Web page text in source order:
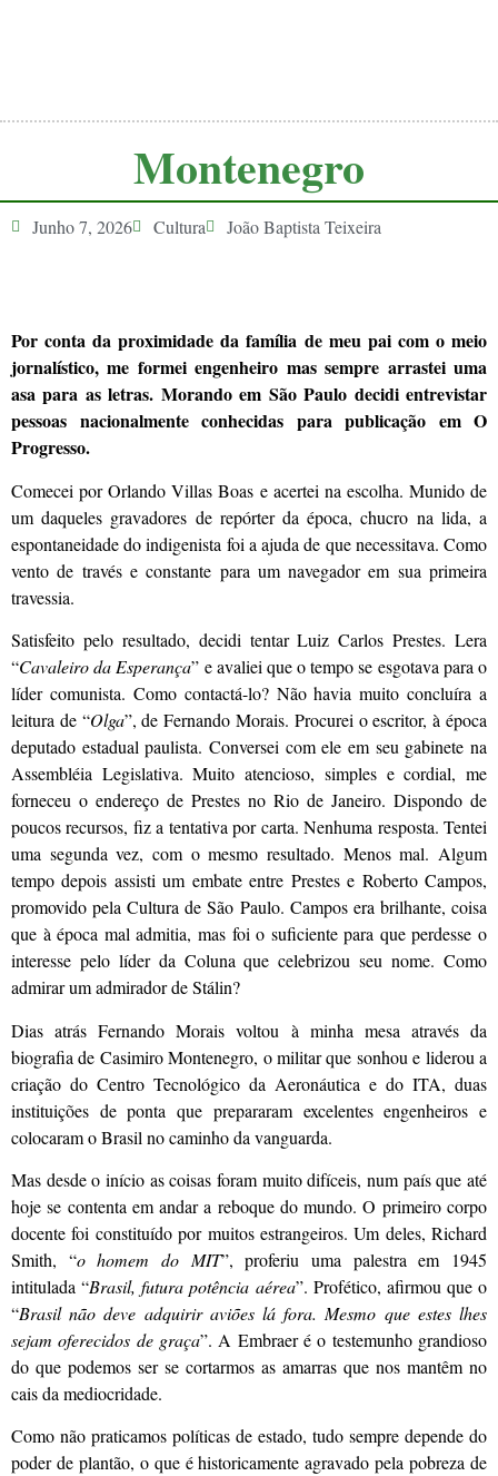
Montenegro
Junho 7, 2026 Cultura João Baptista Teixeira
Por conta da proximidade da família de meu pai com o meio
jornalístico, me formei engenheiro mas sempre arrastei uma
asa para as letras. Morando em São Paulo decidi entrevistar
pessoas nacionalmente conhecidas para publicação em O
Progresso.
Comecei por Orlando Villas Boas e acertei na escolha. Munido de
um daqueles gravadores de repórter da época, chucro na lida, a
espontaneidade do indigenista foi a ajuda de que necessitava. Como
vento de través e constante para um navegador em sua primeira
travessia.
Satisfeito pelo resultado, decidi tentar Luiz Carlos Prestes. Lera
“Cavaleiro da Esperança” e avaliei que o tempo se esgotava para o
líder comunista. Como contactá-lo? Não havia muito concluíra a
leitura de “Olga”, de Fernando Morais. Procurei o escritor, à época
deputado estadual paulista. Conversei com ele em seu gabinete na
Assembléia Legislativa. Muito atencioso, simples e cordial, me
forneceu o endereço de Prestes no Rio de Janeiro. Dispondo de
poucos recursos, fiz a tentativa por carta. Nenhuma resposta. Tentei
uma segunda vez, com o mesmo resultado. Menos mal. Algum
tempo depois assisti um embate entre Prestes e Roberto Campos,
promovido pela Cultura de São Paulo. Campos era brilhante, coisa
que à época mal admitia, mas foi o suficiente para que perdesse o
interesse pelo líder da Coluna que celebrizou seu nome. Como
admirar um admirador de Stálin?
Dias atrás Fernando Morais voltou à minha mesa através da
biografia de Casimiro Montenegro, o militar que sonhou e liderou a
criação do Centro Tecnológico da Aeronáutica e do ITA, duas
instituições de ponta que prepararam excelentes engenheiros e
colocaram o Brasil no caminho da vanguarda.
Mas desde o início as coisas foram muito difíceis, num país que até
hoje se contenta em andar a reboque do mundo. O primeiro corpo
docente foi constituído por muitos estrangeiros. Um deles, Richard
Smith, “o homem do MIT”, proferiu uma palestra em 1945
intitulada “Brasil, futura potência aérea”. Profético, afirmou que o
“Brasil não deve adquirir aviões lá fora. Mesmo que estes lhes
sejam oferecidos de graça”. A Embraer é o testemunho grandioso
do que podemos ser se cortarmos as amarras que nos mantêm no
cais da mediocridade.
Como não praticamos políticas de estado, tudo sempre depende do
poder de plantão, o que é historicamente agravado pela pobreza de